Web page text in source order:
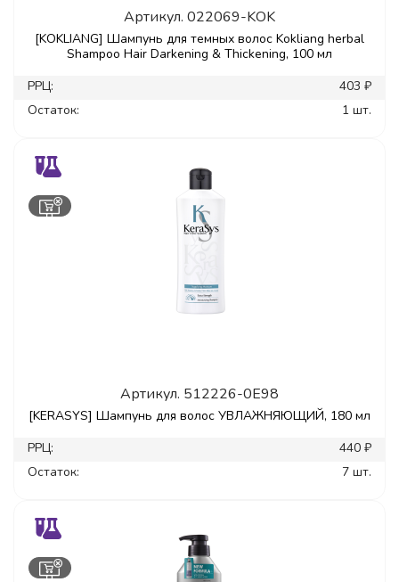
Артикул. 022069-KOK
[KOKLIANG] Шампунь для темных волос Kokliang herbal
Shampoo Hair Darkening & Thickening, 100 мл
РРЦ:
403 ₽
Остаток:
1 шт.
Артикул. 512226-0E98
[KERASYS] Шампунь для волос УВЛАЖНЯЮЩИЙ, 180 мл
РРЦ:
440 ₽
Остаток:
7 шт.